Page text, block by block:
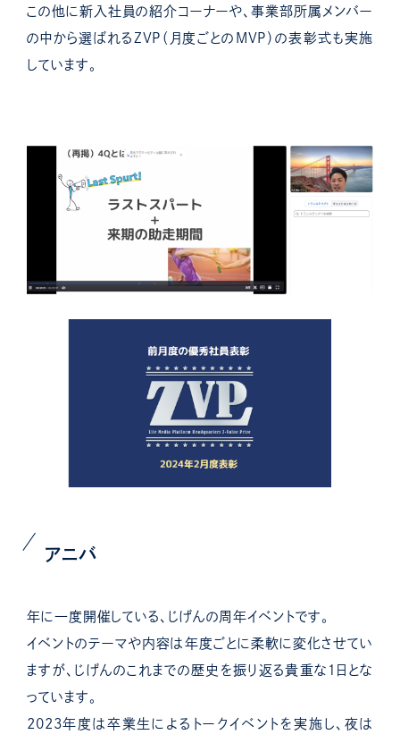
この他に新入社員の紹介コーナーや、事業部所属メンバー
の中から選ばれるZVP（月度ごとのMVP）の表彰式も実施
しています。
アニバ
年に一度開催している、じげんの周年イベントです。
イベントのテーマや内容は年度ごとに柔軟に変化させてい
ますが、じげんのこれまでの歴史を振り返る貴重な１日とな
っています。
2023年度は卒業生によるトークイベントを実施し、夜は